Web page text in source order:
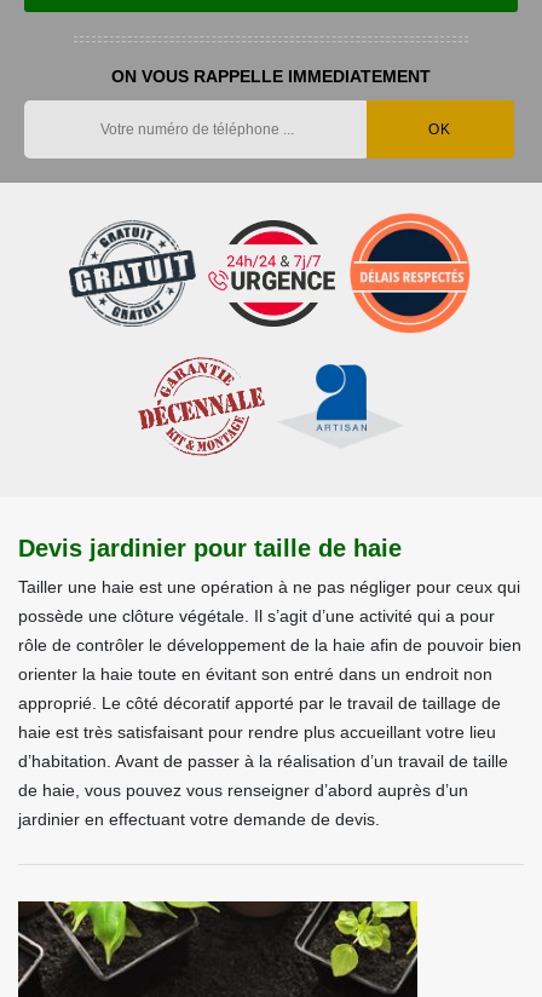
ON VOUS RAPPELLE IMMEDIATEMENT
Devis jardinier pour taille de haie
Tailler une haie est une opération à ne pas négliger pour ceux qui
possède une clôture végétale. Il s’agit d’une activité qui a pour
rôle de contrôler le développement de la haie afin de pouvoir bien
orienter la haie toute en évitant son entré dans un endroit non
approprié. Le côté décoratif apporté par le travail de taillage de
haie est très satisfaisant pour rendre plus accueillant votre lieu
d’habitation. Avant de passer à la réalisation d’un travail de taille
de haie, vous pouvez vous renseigner d’abord auprès d’un
jardinier en effectuant votre demande de devis.